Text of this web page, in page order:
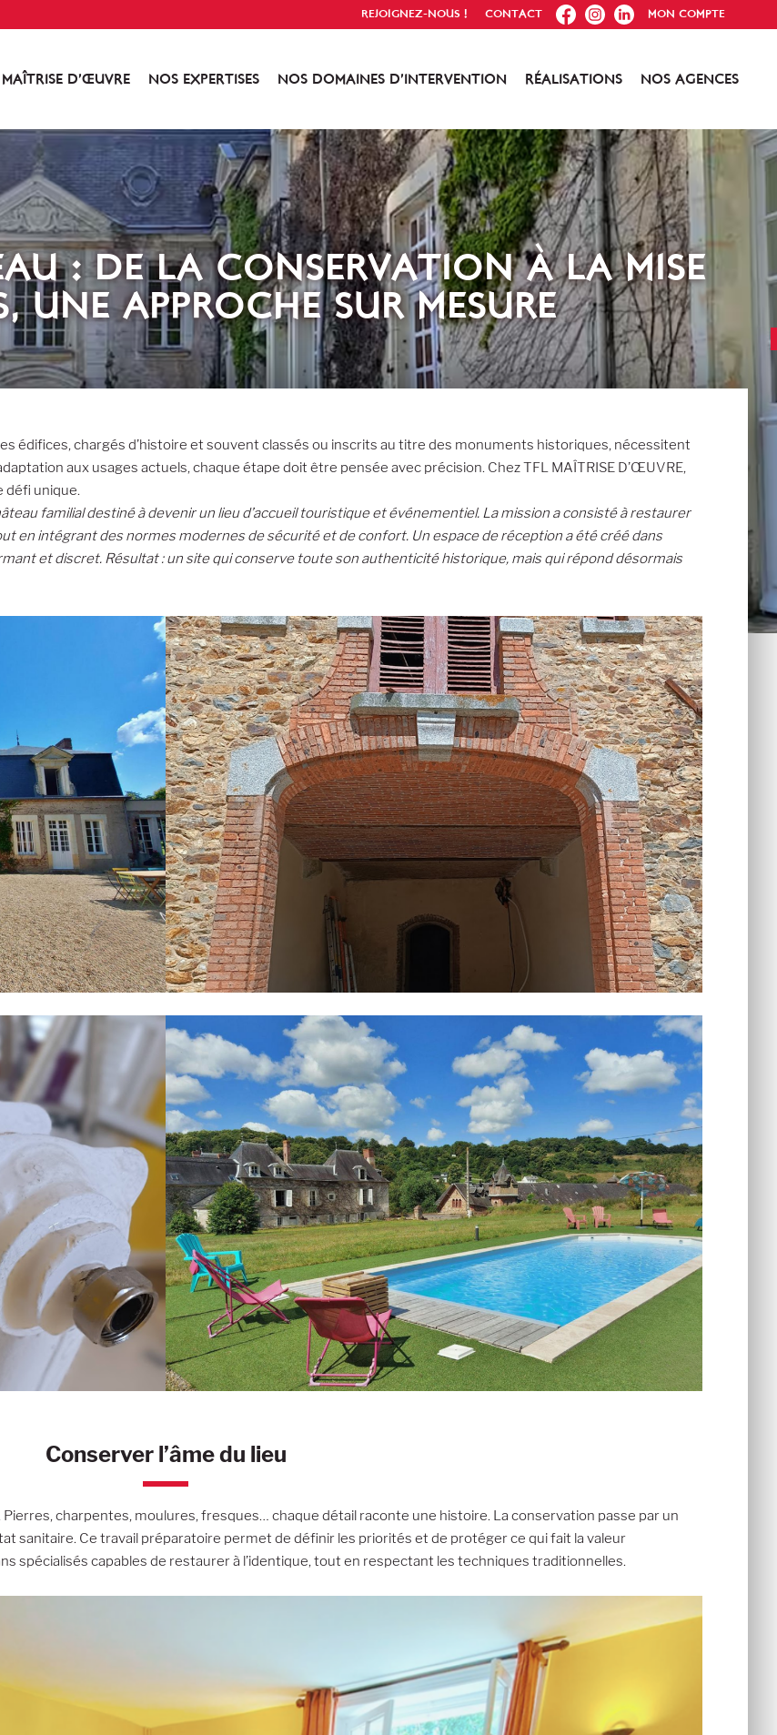
REJOIGNEZ-NOUS ! CONTACT FB IG IN MON COMPTE
MAÎTRISE D’ŒUVRE NOS EXPERTISES NOS DOMAINES D’INTERVENTION RÉALISATIONS NOS AGENCES
: DE LA CONSERVATION À LA MISE
UNE APPROCHE SUR MESURE
édifices, chargés d’histoire et souvent classés ou inscrits au titre des monuments historiques, nécessitent
aux usages actuels, chaque étape doit être pensée avec précision. Chez TFL MAÎTRISE D’ŒUVRE,
défi unique.
familial destiné à devenir un lieu d’accueil touristique et événementiel. La mission a consisté à restaurer
en intégrant des normes modernes de sécurité et de confort. Un espace de réception a été créé dans
et discret. Résultat : un site qui conserve toute son authenticité historique, mais qui répond désormais
Conserver l’âme du lieu
charpentes, moulures, fresques… chaque détail raconte une histoire. La conservation passe par un
sanitaire. Ce travail préparatoire permet de définir les priorités et de protéger ce qui fait la valeur
spécialisés capables de restaurer à l’identique, tout en respectant les techniques traditionnelles.